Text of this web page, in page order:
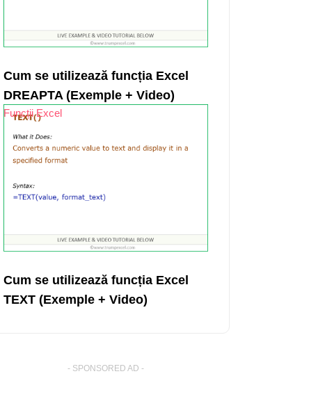
Cum se utilizează funcția Excel
DREAPTA (Exemple + Video)
Funcții Excel
Cum se utilizează funcția Excel
TEXT (Exemple + Video)
- SPONSORED AD -